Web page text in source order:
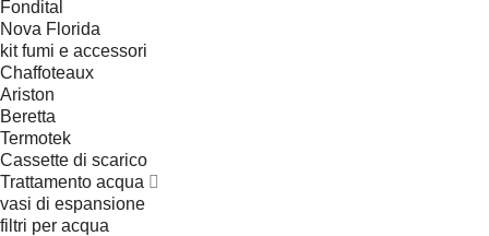
Fondital
Nova Florida
kit fumi e accessori
Chaffoteaux
Ariston
Beretta
Termotek
Cassette di scarico
Trattamento acqua
vasi di espansione
filtri per acqua